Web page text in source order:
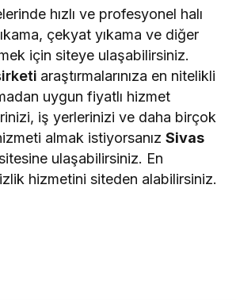
hızlı ve profesyonel halı
çekyat yıkama ve diğer
için siteye ulaşabilirsiniz.
araştırmalarınıza en nitelikli
uygun fiyatlı hizmet
iş yerlerinizi ve daha birçok
almak istiyorsanızSivas
ulaşabilirsiniz. En
hizmetini siteden alabilirsiniz.